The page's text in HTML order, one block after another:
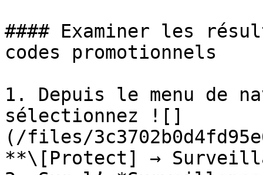
#### Examiner les
codes promotionnels
1. Depuis le menu de
sélectionnez ![]
(/files/
**\[Protect] →